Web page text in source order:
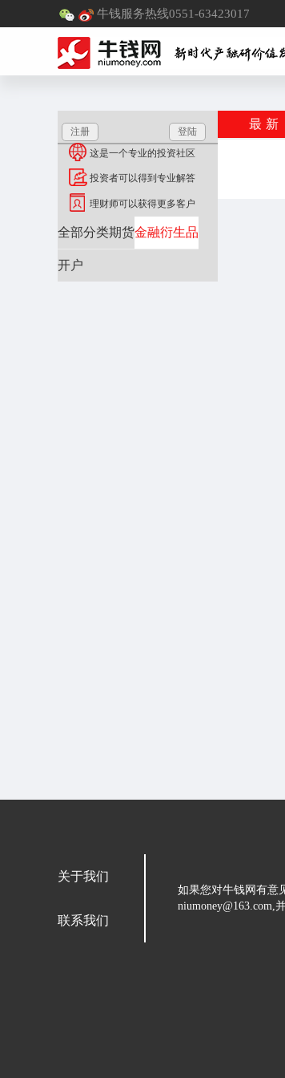
牛钱服务热线0551-63423017
注册
登陆
这是一个专业的投资社区
投资者可以得到专业解答
理财师可以获得更多客户
全部分类期货金融衍生品
开户
最新
关于我们
联系我们
如果您对牛钱网有意
niumoney@163.com,